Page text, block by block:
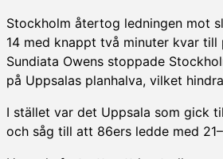
Stockholm återtog ledningen mot
14 med knappt två minuter kvar
Sundiata Owens stoppade
på Uppsalas planhalva, vilket
I stället var det Uppsala som gick
och såg till att 86ers ledde med